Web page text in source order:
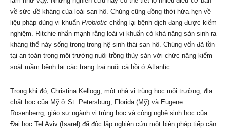
về sức đề kháng của loài san hô. Chúng cũng đồng thời hứa hẹn về
liệu pháp dùng vi khuẩn Probiotic chống lại bệnh dịch đang được kiểm
nghiệm. Ritchie nhấn mạnh rằng loài vi khuẩn có khả năng sản sinh ra
kháng thể này sống trong trong hệ sinh thái san hô. Chúng vốn đã tồn
tại an toàn trong môi trường nuôi trồng thủy sản với chức năng kiểm
soát mầm bệnh tại các trang trại nuôi cá hồi ở Atlantic.
Trong khi đó, Christina Kellogg, một nhà vi trùng học môi trường, địa
chất học của Mỹ ở St. Petersburg, Florida (Mỹ) và Eugene
Rosenberrg, giáo sư ngành vi trùng học và công nghệ sinh học của
Đại học Tel Aviv (Isarel) đã độc lập nghiên cứu một biện pháp tiếp cận